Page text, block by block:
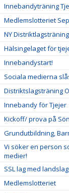
Innebandyträning
Medlemslotteriet
NY
Hälsingelaget för
Innebandystart!
Sociala medierna
Distriktslagsträning
Innebandy för Tjejer
Kickoff/ prova på
Grundutbildning,
Vi söker en person
medier!
SSL lag med
Medlemslotteriet